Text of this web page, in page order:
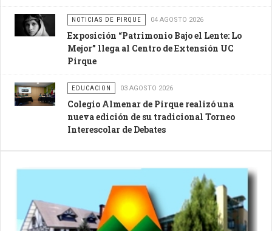
NOTICIAS DE PIRQUE 04 AGOSTO 2026
Exposición “Patrimonio Bajo el Lente: Lo
Mejor” llega al Centro de Extensión UC
Pirque
EDUCACION 03 AGOSTO 2026
Colegio Almenar de Pirque realizó una
nueva edición de su tradicional Torneo
Interescolar de Debates